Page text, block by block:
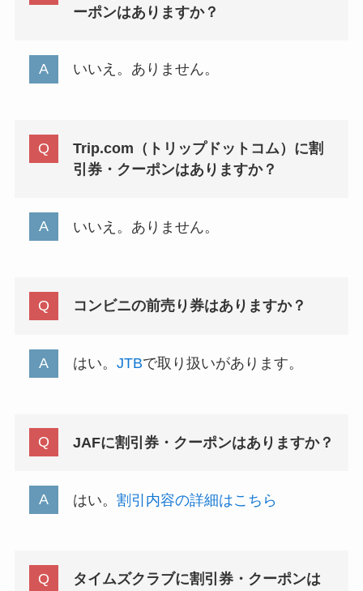
ーポンはありますか？
いいえ。ありません。
Trip.com（トリップドットコム）に割
引券・クーポンはありますか？
いいえ。ありません。
コンビニの前売り券はありますか？
はい。 JTBで取り扱いがあります。
JAFに割引券・クーポンはありますか？
はい。 割引内容の詳細はこちら
タイムズクラブに割引券・クーポンは